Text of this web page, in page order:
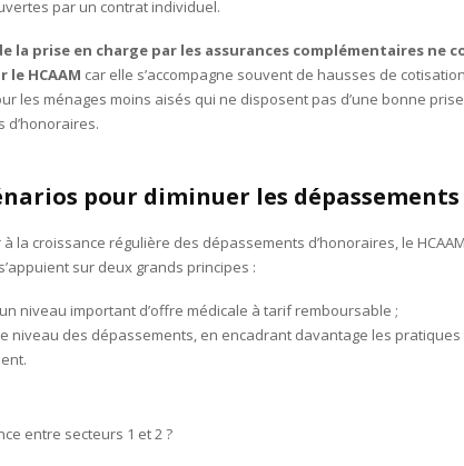
par un contrat individuel.
la prise en charge par les assurances complémentaires ne
HCAAM car elle s’accompagne souvent de hausses de
les ménages moins aisés qui ne disposent pas d’une bonne
d’honoraires.
pour diminuer les dépassements
la croissance régulière des dépassements d’honoraires, le
sur deux grands principes :
niveau important d’offre médicale à tarif remboursable ;
niveau des dépassements, en encadrant davantage les
entre secteurs 1 et 2 ?